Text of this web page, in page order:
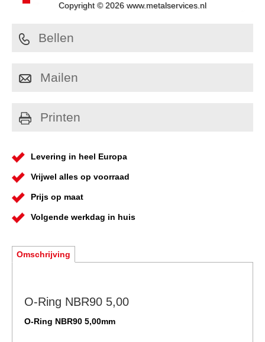
Copyright © 2026 www.metalservices.nl
Bellen
Mailen
Printen
Levering in heel Europa
Vrijwel alles op voorraad
Prijs op maat
Volgende werkdag in huis
Omschrijving
O-Ring NBR90 5,00
O-Ring NBR90 5,00mm